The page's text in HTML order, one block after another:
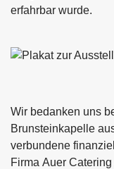
erfahrbar wurde.
Wir bedanken uns
Brunsteinkapelle
verbundene
Firma Auer